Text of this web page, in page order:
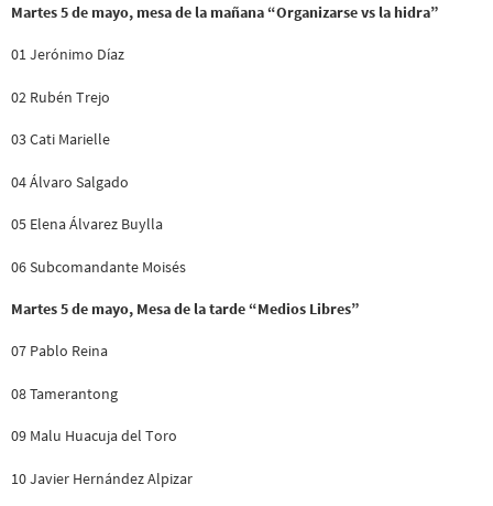
Martes 5 de mayo, mesa de la mañana “Organizarse vs la hidra”
01 Jerónimo Díaz
02 Rubén Trejo
03 Cati Marielle
04 Álvaro Salgado
05 Elena Álvarez Buylla
06 Subcomandante Moisés
Martes 5 de mayo, Mesa de la tarde “Medios Libres”
07 Pablo Reina
08 Tamerantong
09 Malu Huacuja del Toro
10 Javier Hernández Alpizar